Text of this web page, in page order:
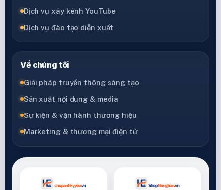
Dịch vụ xây kênh YouTube
Dịch vụ đào tạo diễn xuất
Về chúng tôi
Giải pháp truyền thông sáng tạo
Sản xuất nội dung & media
Sự kiện & vận hành thương hiệu
Marketing & thương mại điện tử